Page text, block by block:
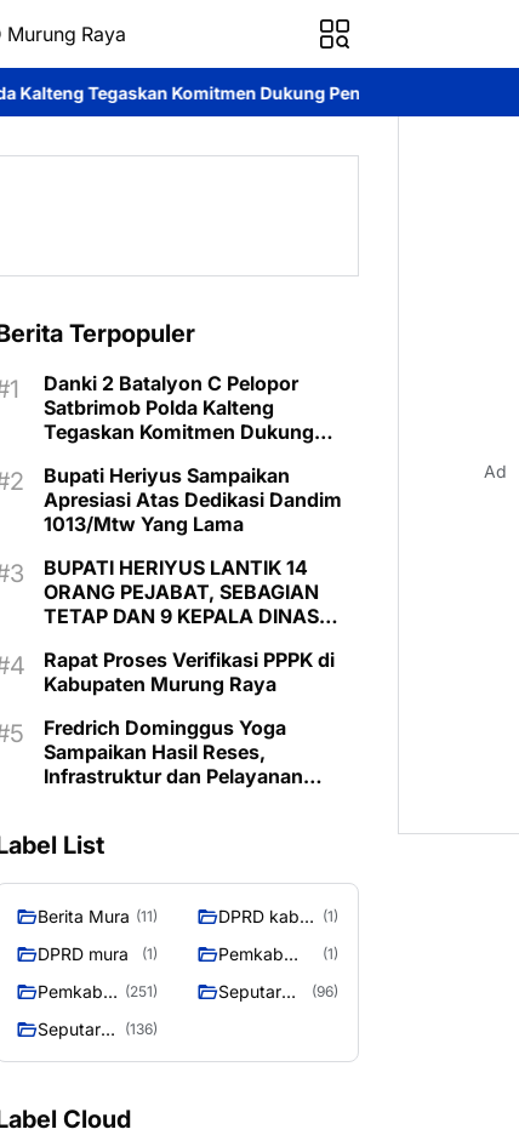
Murung Raya
Dukung Pencegahan Karhutla di Murung Raya
Terpopuler
Danki 2 Batalyon C Pelopor
Satbrimob Polda Kalteng
Tegaskan Komitmen Dukung
Raya
Bupati Heriyus Sampaikan
Apresiasi Atas Dedikasi Dandim
1013/Mtw Yang Lama
BUPATI HERIYUS LANTIK 14
ORANG PEJABAT, SEBAGIAN
TETAP DAN 9 KEPALA DINAS
Rapat Proses Verifikasi PPPK di
Kabupaten Murung Raya
Fredrich Dominggus Yoga
Sampaikan Hasil Reses,
Infrastruktur dan Pelayanan
List
Berita Mura (11)
DPRD kab
(1)
DPRD mura (1)
Pemkab
Murung raya
(1)
Pemkab
Raya
(251)
Seputar
Raya
(96)
Seputar
(136)
Cloud
Ad